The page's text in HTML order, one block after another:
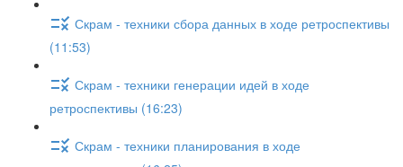
Скрам - техники сбора данных в ходе ретроспективы
(11:53)
Скрам - техники генерации идей в ходе
ретроспективы (16:23)
Скрам - техники планирования в ходе